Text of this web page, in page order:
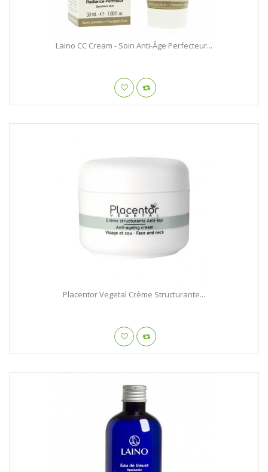
Laino CC Cream - Soin Anti-Âge Perfecteur...
Placentor Vegetal Crème Structurante...